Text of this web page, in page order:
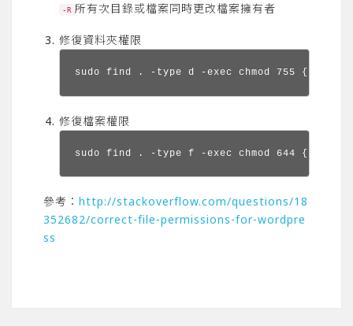
-R 所有次目錄或檔案同時更改檔案擁有者
修復資料夾權限
sudo find . -type d -exec chmod 755 {} \;
修復檔案權限
sudo find . -type f -exec chmod 644 {} \;
參考： http://stackoverflow.com/questions/18
352682/correct-file-permissions-for-wordpre
ss